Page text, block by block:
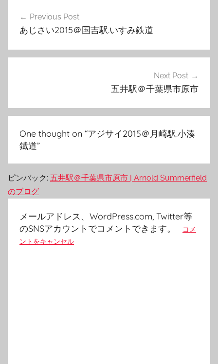
ビ
シ
ョ
ン
Previous Post
あじさい2015＠国吉駅.いすみ鉄道
Next Post
五井駅＠千葉県市原市
One thought on “アジサイ2015＠月崎駅.小湊
鐡道”
ピンバック: 五井駅＠千葉県市原市 | Arnold Summerfield
のブログ
メールアドレス、WordPress.com, Twitter等
のSNSアカウントでコメントできます。
コメ
ントをキャンセル